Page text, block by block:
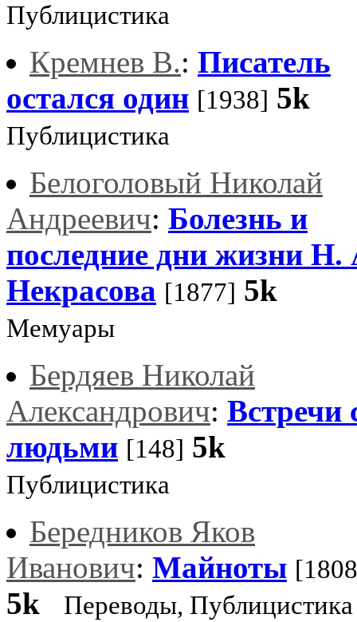
Публицистика
Кремнев В.: Писатель
остался один [1938] 5k
Публицистика
Белоголовый Николай
Андреевич: Болезнь и
последние дни жизни Н.
Некрасова [1877] 5k
Мемуары
Бердяев Николай
Александрович: Встречи
людьми [148] 5k
Публицистика
Бередников Яков
Иванович: Майноты
5k Переводы, Публицистика